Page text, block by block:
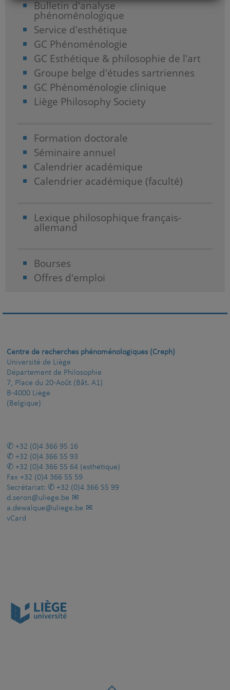
Bulletin d'analyse
phénoménologique
Service d'esthétique
GC Phénoménologie
GC Esthétique & philosophie de l'art
Groupe belge d'études sartriennes
GC Phénoménologie clinique
Liège Philosophy Society
Formation doctorale
Séminaire annuel
Calendrier académique
Calendrier académique (faculté)
Lexique philosophique français-
allemand
Bourses
Offres d'emploi
Centre de recherches phénoménologiques (Creph)
Université de Liège
Département de Philosophie
7, Place du 20-Août (Bât. A1)
B-4000 Liège
(Belgique)
+32 (0)4 366 95 16
+32 (0)4 366 55 93
+32 (0)4 366 55 64 (esthétique)
Fax +32 (0)4 366 55 59
Secrétariat:
+32 (0)4 366 55 99
d.seron@uliege.be
a.dewalque@uliege.be
vCard